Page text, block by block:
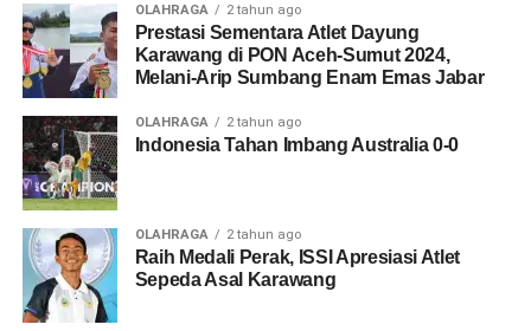
OLAHRAGA 2 tahun ago
Prestasi Sementara Atlet Dayung
Karawang di PON Aceh-Sumut 2024,
Melani-Arip Sumbang Enam Emas Jabar
OLAHRAGA 2 tahun ago
Indonesia Tahan Imbang Australia 0-0
OLAHRAGA 2 tahun ago
Raih Medali Perak, ISSI Apresiasi Atlet
Sepeda Asal Karawang